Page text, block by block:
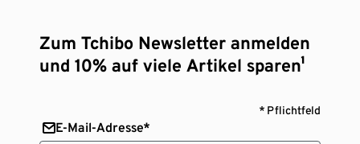
Zum Tchibo Newsletter anmelden
und 10% auf viele Artikel sparen¹
* Pflichtfeld
E-Mail-Adresse*